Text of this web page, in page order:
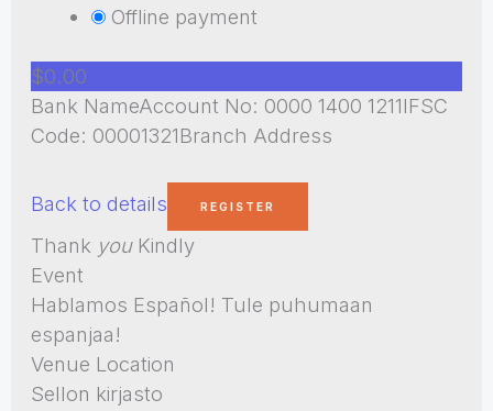
Offline payment
$0.00
Bank NameAccount No: 0000 1400 1211IFSC
Code: 00001321Branch Address
Back to details
Thank youKindly
Event
Hablamos Español! Tule puhumaan
espanjaa!
Venue Location
Sellon kirjasto